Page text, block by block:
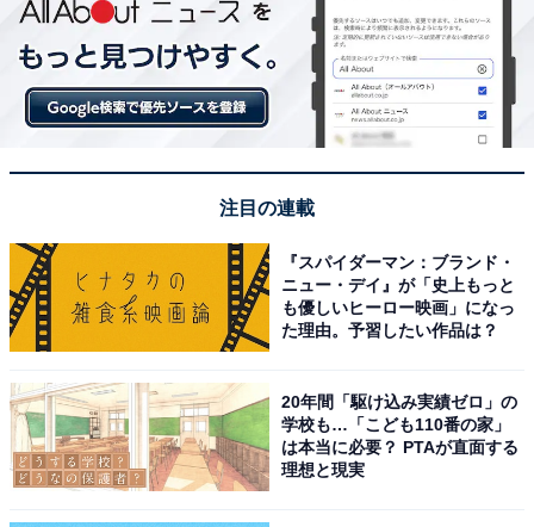
注目の連載
『スパイダーマン：ブランド・
ニュー・デイ』が「史上もっと
も優しいヒーロー映画」になっ
た理由。予習したい作品は？
20年間「駆け込み実績ゼロ」の
学校も…「こども110番の家」
は本当に必要？ PTAが直面する
理想と現実